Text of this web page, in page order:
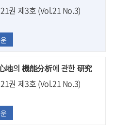
권 제3호 (Vol.21 No.3)
地의 機能分析에 관한 研究
권 제3호 (Vol.21 No.3)